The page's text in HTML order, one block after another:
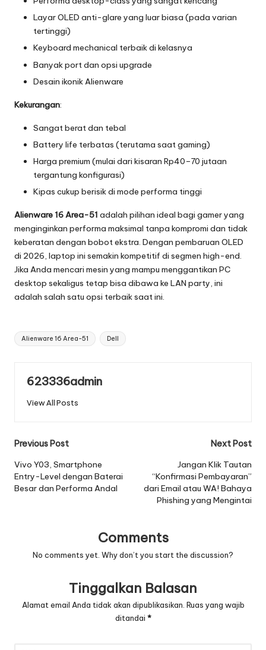
Layar OLED anti-glare yang luar biasa (pada varian
tertinggi)
Keyboard mechanical terbaik di kelasnya
Banyak port dan opsi upgrade
Desain ikonik Alienware
Kekurangan:
Sangat berat dan tebal
Battery life terbatas (terutama saat gaming)
Harga premium (mulai dari kisaran Rp40–70 jutaan
tergantung konfigurasi)
Kipas cukup berisik di mode performa tinggi
Alienware 16 Area-51 adalah pilihan ideal bagi gamer yang
menginginkan performa maksimal tanpa kompromi dan tidak
keberatan dengan bobot ekstra. Dengan pembaruan OLED
di 2026, laptop ini semakin kompetitif di segmen high-end.
Jika Anda mencari mesin yang mampu menggantikan PC
desktop sekaligus tetap bisa dibawa ke LAN party, ini
adalah salah satu opsi terbaik saat ini.
Tags:
Alienware 16 Area-51 Dell
623336admin
View All Posts
Post
navigation
Previous Post
Vivo Y03, Smartphone
Entry-Level dengan Baterai
Besar dan Performa Andal
Next Post
Jangan Klik Tautan
“Konfirmasi Pembayaran”
dari Email atau WA! Bahaya
Phishing yang Mengintai
Comments
No comments yet. Why don’t you start the discussion?
Tinggalkan Balasan
Alamat email Anda tidak akan dipublikasikan. Ruas yang wajib
ditandai *